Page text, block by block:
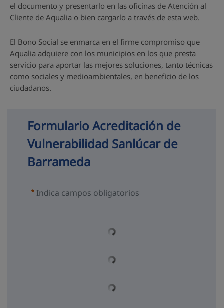
el documento y presentarlo en las oficinas de Atención al
Cliente de Aqualia o bien cargarlo a través de esta web.
El Bono Social se enmarca en el firme compromiso que
Aqualia adquiere con los municipios en los que presta
servicio para aportar las mejores soluciones, tanto técnicas
como sociales y medioambientales, en beneficio de los
ciudadanos.
Formulario Acreditación de
Vulnerabilidad Sanlúcar de
Barrameda
Indica campos obligatorios